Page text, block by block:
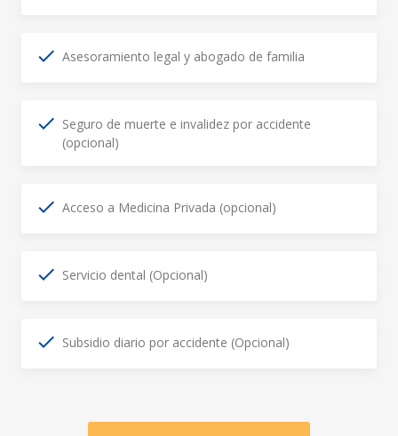
Asesoramiento legal y abogado de familia
Seguro de muerte e invalidez por accidente
(opcional)
Acceso a Medicina Privada (opcional)
Servicio dental (Opcional)
Subsidio diario por accidente (Opcional)